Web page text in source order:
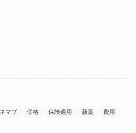
マブ 価格 保険適用 新薬 費用